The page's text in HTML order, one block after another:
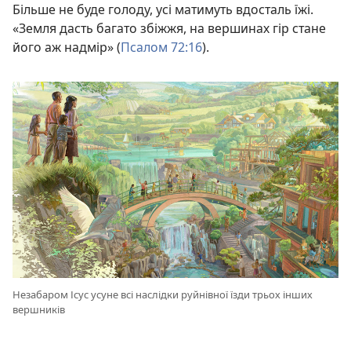
Більше не буде голоду, усі матимуть вдосталь їжі.
«Земля дасть багато збіжжя, на вершинах гір стане
його аж надмір» (Псалом 72:16).
Незабаром Ісус усуне всі наслідки руйнівної їзди трьох інших
вершників